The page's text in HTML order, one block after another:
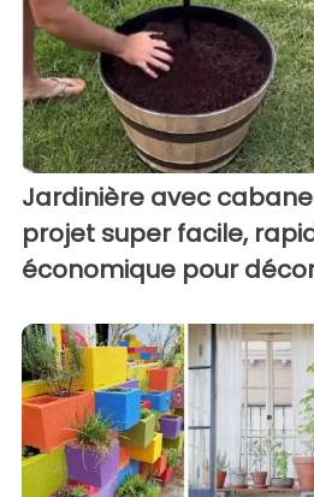
Jardinière avec
projet super facile,
économique pour